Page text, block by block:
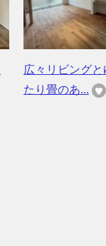
広々リビングと
たり畳のあ...